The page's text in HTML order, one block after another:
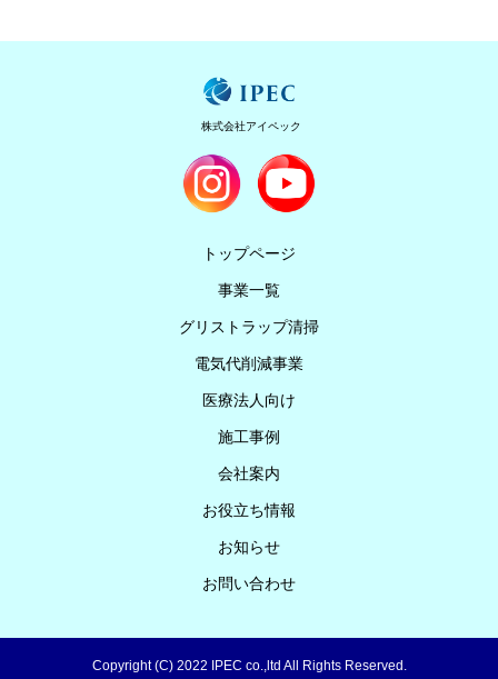
株式会社アイペック
トップページ
事業一覧
グリストラップ清掃
電気代削減事業
医療法人向け
施工事例
会社案内
お役立ち情報
お知らせ
お問い合わせ
Copyright (C) 2022 IPEC co.,ltd All Rights Reserved.